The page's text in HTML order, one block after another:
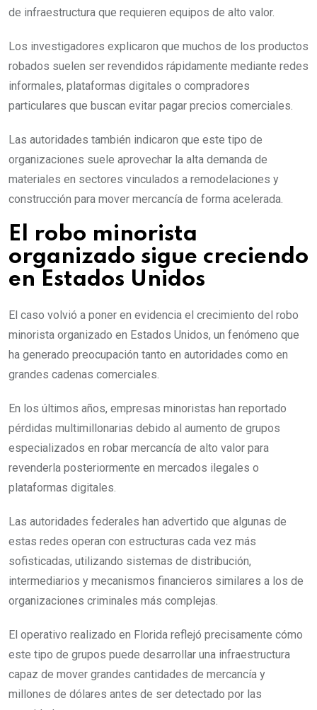
de infraestructura que requieren equipos de alto valor.
Los investigadores explicaron que muchos de los productos
robados suelen ser revendidos rápidamente mediante redes
informales, plataformas digitales o compradores
particulares que buscan evitar pagar precios comerciales.
Las autoridades también indicaron que este tipo de
organizaciones suele aprovechar la alta demanda de
materiales en sectores vinculados a remodelaciones y
construcción para mover mercancía de forma acelerada.
El robo minorista
organizado sigue creciendo
en Estados Unidos
El caso volvió a poner en evidencia el crecimiento del robo
minorista organizado en Estados Unidos, un fenómeno que
ha generado preocupación tanto en autoridades como en
grandes cadenas comerciales.
En los últimos años, empresas minoristas han reportado
pérdidas multimillonarias debido al aumento de grupos
especializados en robar mercancía de alto valor para
revenderla posteriormente en mercados ilegales o
plataformas digitales.
Las autoridades federales han advertido que algunas de
estas redes operan con estructuras cada vez más
sofisticadas, utilizando sistemas de distribución,
intermediarios y mecanismos financieros similares a los de
organizaciones criminales más complejas.
El operativo realizado en Florida reflejó precisamente cómo
este tipo de grupos puede desarrollar una infraestructura
capaz de mover grandes cantidades de mercancía y
millones de dólares antes de ser detectado por las